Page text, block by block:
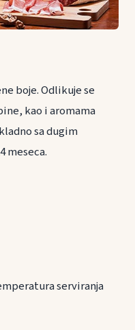
boje. Odlikuje se
kao i aromama
sa dugim
meseca.
serviranja